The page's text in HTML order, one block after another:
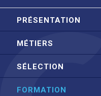
PRÉSENTATION
MÉTIERS
SÉLECTION
FORMATION